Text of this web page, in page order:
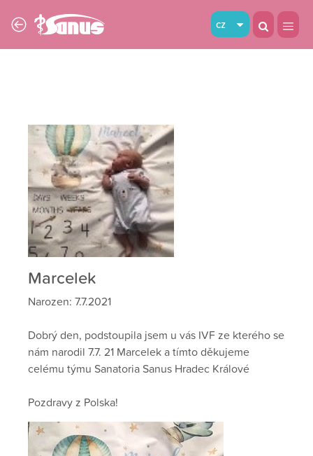
cz
Marcelek
Narozen: 7.7.2021
Dobrý den, podstoupila jsem u vás IVF ze kterého se
nám narodil 7.7. 21 Marcelek a tímto děkujeme
celému týmu Sanatoria Sanus Hradec Králové
Pozdravy z Polska!